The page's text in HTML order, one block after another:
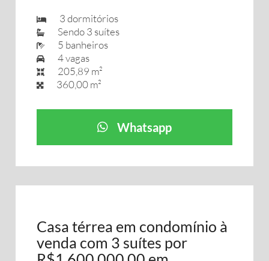
3 dormitórios
Sendo 3 suítes
5 banheiros
4 vagas
205,89 m²
360,00 m²
Whatsapp
Casa térrea em condomínio à
venda com 3 suítes por